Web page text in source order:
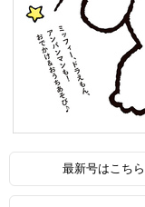
最新号はこちら